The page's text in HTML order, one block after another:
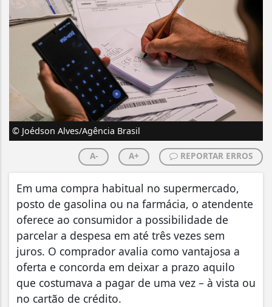
© Joédson Alves/Agência Brasil
A- A+ REPORTAR ERROS
Em uma compra habitual no supermercado,
posto de gasolina ou na farmácia, o atendente
oferece ao consumidor a possibilidade de
parcelar a despesa em até três vezes sem
juros. O comprador avalia como vantajosa a
oferta e concorda em deixar a prazo aquilo
que costumava a pagar de uma vez – à vista ou
no cartão de crédito.